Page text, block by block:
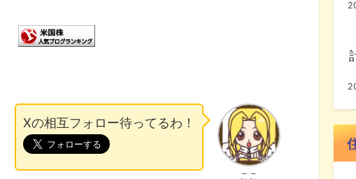
ここ
Xの相互フォロー待ってるわ！